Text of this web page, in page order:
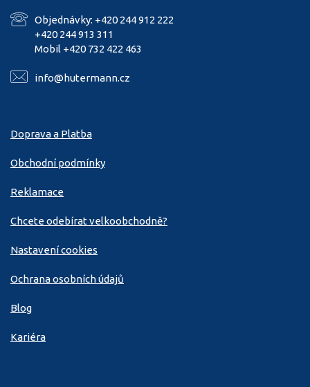
Objednávky: +420 244 912 222
+420 244 913 311
Mobil +420 732 422 463
info@hutermann.cz
Doprava a Platba
Obchodní podmínky
Reklamace
Chcete odebírat velkoobchodně?
Nastavení cookies
Ochrana osobních údajů
Blog
Kariéra